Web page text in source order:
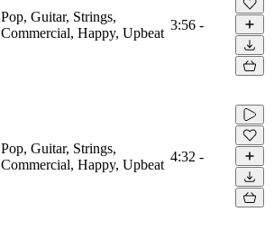
Pop, Guitar, Strings,
Commercial, Happy, Upbeat
3:56 -
Pop, Guitar, Strings,
Commercial, Happy, Upbeat
4:32 -